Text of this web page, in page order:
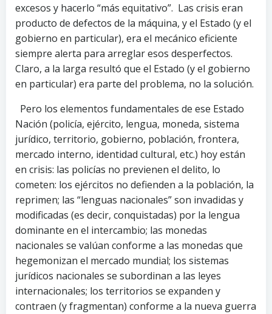
excesos y hacerlo “más equitativo”. Las crisis eran
producto de defectos de la máquina, y el Estado (y el
gobierno en particular), era el mecánico eficiente
siempre alerta para arreglar esos desperfectos.
Claro, a la larga resultó que el Estado (y el gobierno
en particular) era parte del problema, no la solución.
Pero los elementos fundamentales de ese Estado
Nación (policía, ejército, lengua, moneda, sistema
jurídico, territorio, gobierno, población, frontera,
mercado interno, identidad cultural, etc.) hoy están
en crisis: las policías no previenen el delito, lo
cometen: los ejércitos no defienden a la población, la
reprimen; las “lenguas nacionales” son invadidas y
modificadas (es decir, conquistadas) por la lengua
dominante en el intercambio; las monedas
nacionales se valúan conforme a las monedas que
hegemonizan el mercado mundial; los sistemas
jurídicos nacionales se subordinan a las leyes
internacionales; los territorios se expanden y
contraen (y fragmentan) conforme a la nueva guerra